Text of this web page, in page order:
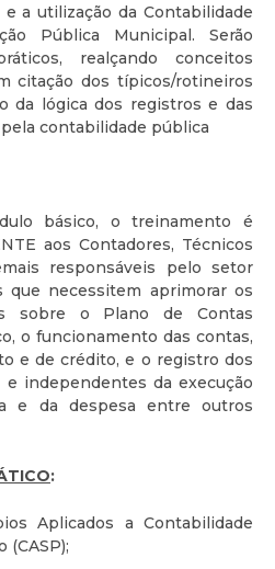
a utilização da Contabilidade
Pública Municipal. Serão
realçando conceitos
citação dos típicos/rotineiros
da lógica dos registros e das
contabilidade pública
básico, o treinamento é
aos Contadores, Técnicos
responsáveis pelo setor
necessitem aprimorar os
sobre o Plano de Contas
o funcionamento das contas,
e de crédito, e o registro dos
independentes da execução
e da despesa entre outros
:
Aplicados a Contabilidade
(CASP);